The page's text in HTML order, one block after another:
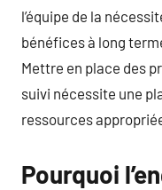
l’équipe de la
bénéfices à long
Mettre en place des
suivi nécessite une
ressources
Pourquoi